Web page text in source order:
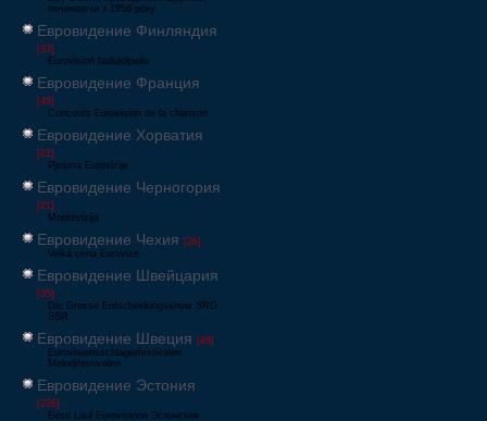
починаючи з 1956 року
Евровидение Финляндия
[33]
Eurovision laulukilpailu
Евровидение Франция
[49]
Concours Eurovision de la chanson
Евровидение Хорватия
[22]
Pjesma Eurovizije
Евровидение Черногория
[21]
Montevizija
Евровидение Чехия [26]
Velká cena Eurovize
Евровидение Швейцария
[35]
Die Grosse Entscheidungsshow SRG
SSR
Евровидение Швеция [48]
Eurovisionsschlagerfestivalen
Melodifestivalen
Евровидение Эстония
[226]
Eesti Laul Eurovisioon Эстонская